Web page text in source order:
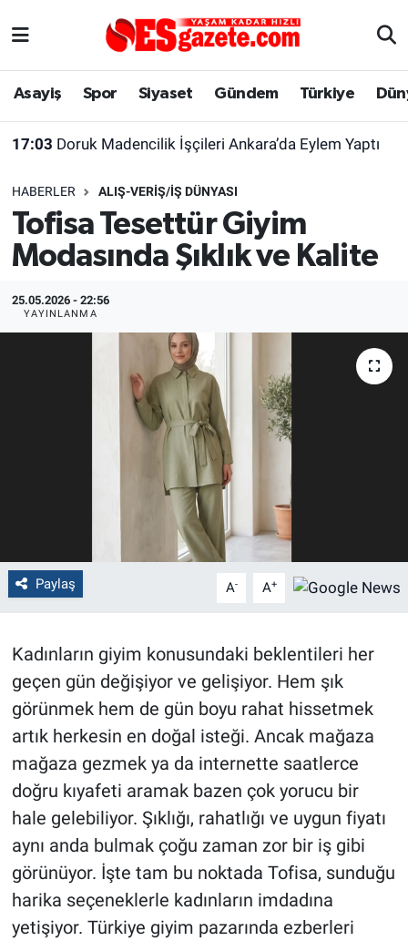
Asayiş Spor Siyaset Gündem Türkiye
17:03 Doruk Madencilik İşçileri Ankara’da Eylem Yaptı
HABERLER ALIŞ-VERIŞ/İŞ DÜNYASI
Tofisa Tesettür Giyim
Modasında Şıklık ve Kalite
25.05.2026 - 22:56
YAYINLANMA
Paylaş A- A+
Kadınların giyim konusundaki beklentileri her
geçen gün değişiyor ve gelişiyor. Hem şık
görünmek hem de gün boyu rahat hissetmek
artık herkesin en doğal isteği. Ancak mağaza
mağaza gezmek ya da internette saatlerce
doğru kıyafeti aramak bazen çok yorucu bir
hale gelebiliyor. Şıklığı, rahatlığı ve uygun fiyatı
aynı anda bulmak çoğu zaman zor bir iş gibi
görünüyor. İşte tam bu noktada Tofisa, sunduğu
harika seçeneklerle kadınların imdadına
yetişiyor. Türkiye giyim pazarında ezberleri
Asayiş
Gündem
Türkiye
Dünya
Alış-Veriş/İş dünyası
Yaşam
Eskişehirspor Arşivi
Eskişehir Arşivi
Röportaj
Kültür Sanat
Gezi
Çevre
Yerel
Magazin
Bilim ve Teknoloji
Eskişehir Nöbetçi Eczaneler
Süper Lig Puan Durumu ve Fikstür
Tüm Manşetler
Son Dakika Haberleri